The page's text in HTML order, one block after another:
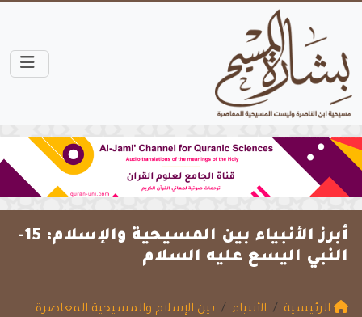
أبرز الأنبياء بين المسيحية والإسلام: 15-
النبي اليسع عليه السلام
الرئيسية الأنبياء
بين الإسلام والمسيحية المعاصرة